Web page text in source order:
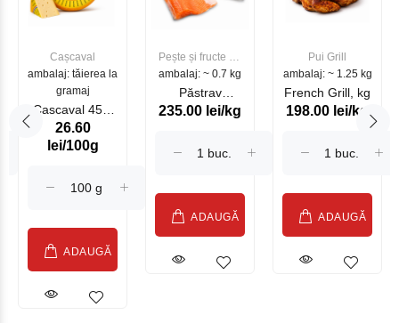
Cașcaval
ambalaj: tăierea la
gramaj
Cascaval 45%
Maasdam
Sublime Cow
26.60
lei/100g
ADAUGĂ
Pește și fructe de
mare
ambalaj: ~ 0.7 kg
Păstrav
Somonat
235.00 lei/kg
ADAUGĂ
Pui Grill
ambalaj: ~ 1.25 kg
French Grill, kg
198.00 lei/kg
ADAUGĂ